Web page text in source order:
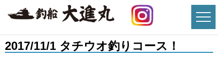
2017/11/1 タチウオ釣りコース！